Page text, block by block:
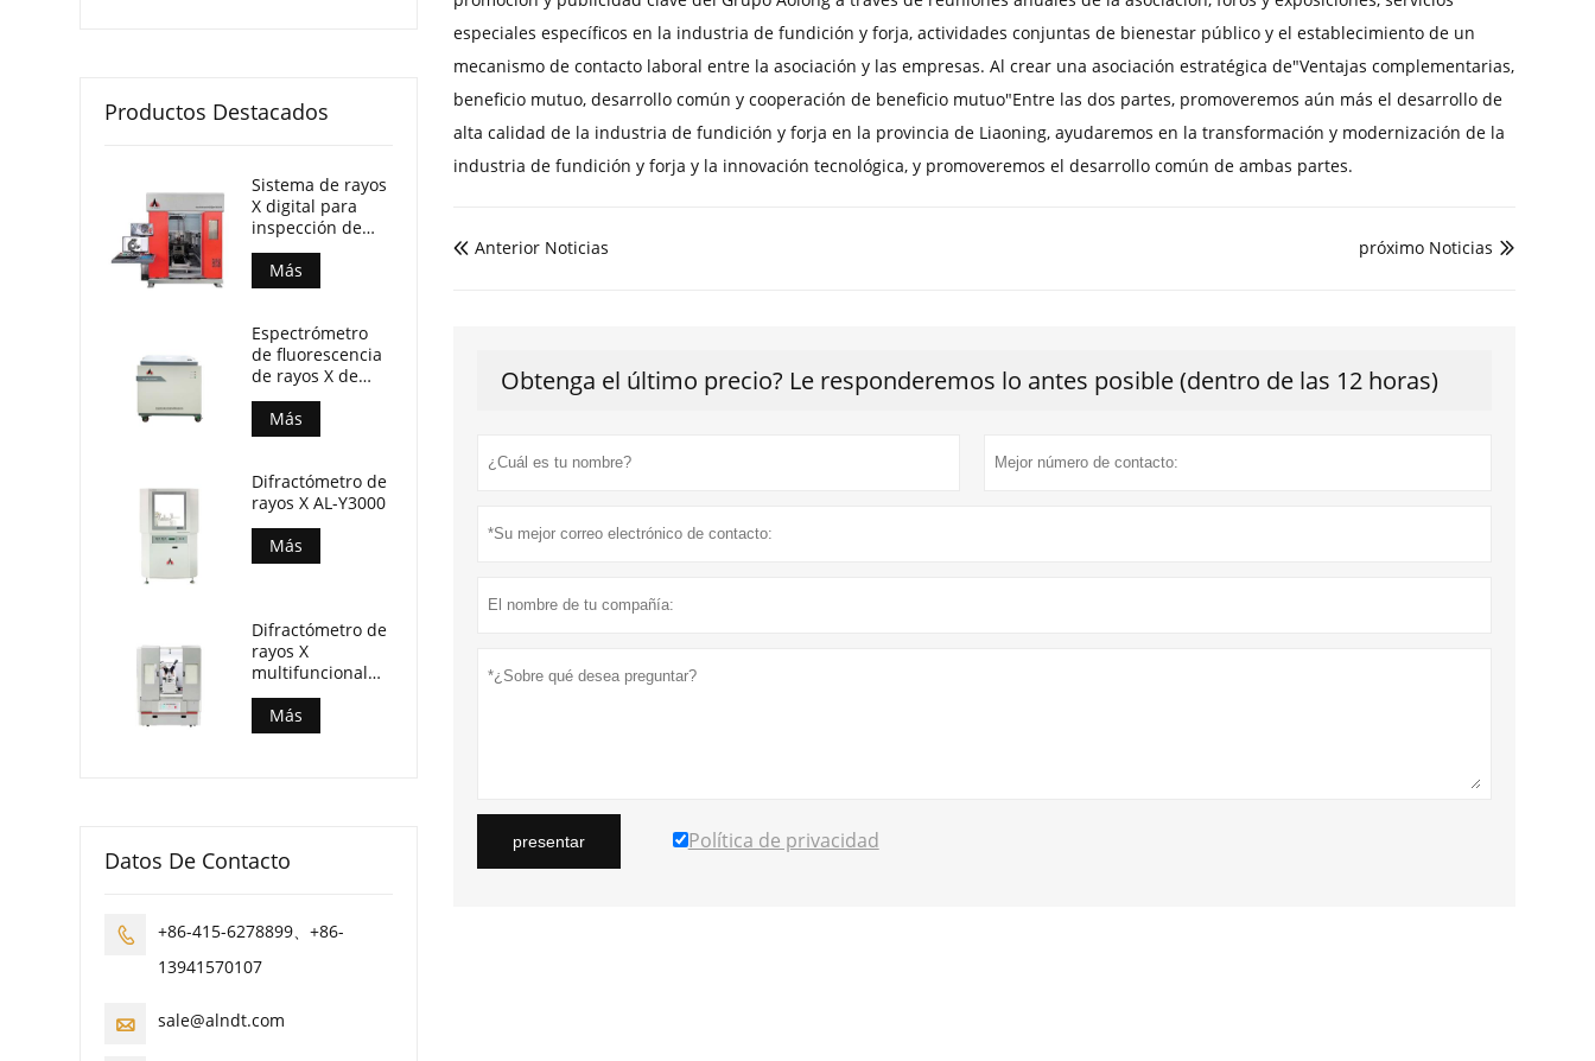
especiales específicos en la industria de fundición y forja, actividades conjuntas de bienestar público y el establecimiento de un
mecanismo de contacto laboral entre la asociación y las empresas. Al crear una asociación estratégica de"Ventajas complementarias,
beneficio mutuo, desarrollo común y cooperación de beneficio mutuo"Entre las dos partes, promoveremos aún más el desarrollo de
alta calidad de la industria de fundición y forja en la provincia de Liaoning, ayudaremos en la transformación y modernización de la
industria de fundición y forja y la innovación tecnológica, y promoveremos el desarrollo común de ambas partes.
 Anterior Noticias 
próximo Noticias
Obtenga el último precio? Le responderemos lo antes posible (dentro de las 12 horas)
presentar Política de privacidad
Productos Destacados
Sistema de rayos
X digital para
inspección de
piezas fundidas
Más
Espectrómetro
de fluorescencia
de rayos X de
dispersión de
longitud de onda
(AL-BP-3000)
Más
Difractómetro de
rayos X AL-Y3000
Más
Difractómetro de
rayos X
multifuncional
combinado AL-
Y3500
Más
Datos De Contacto

+86-415-6278899、+86-
13941570107
 sale@alndt.com